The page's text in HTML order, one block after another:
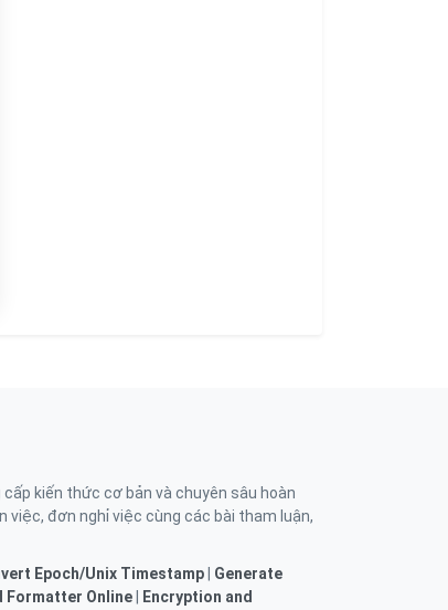
kiến thức cơ bản và chuyên sâu hoàn
việc, đơn nghỉ việc cùng các bài tham luận,
Epoch/Unix Timestamp
Generate
Formatter Online Encryption and